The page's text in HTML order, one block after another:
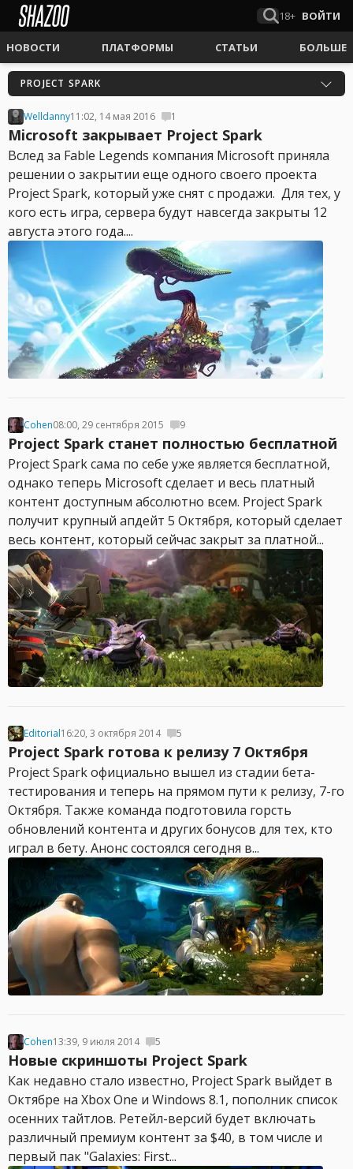
18+ ВОЙТИ
НОВОСТИ ПЛАТФОРМЫ СТАТЬИ БОЛЬШЕ
PROJECT SPARK
Welldanny11:02, 14 мая 2016 1
Microsoft закрывает Project Spark
Вслед за Fable Legends компания Microsoft приняла
решении о закрытии еще одного своего проекта
Project Spark, который уже снят с продажи. Для тех, у
кого есть игра, сервера будут навсегда закрыты 12
августа этого года....
Cohen08:00, 29 сентября 2015 9
Project Spark станет полностью бесплатной
Project Spark сама по себе уже является бесплатной,
однако теперь Microsoft сделает и весь платный
контент доступным абсолютно всем. Project Spark
получит крупный апдейт 5 Октября, который сделает
весь контент, который сейчас закрыт за платной...
Editorial16:20, 3 октября 2014 5
Project Spark готова к релизу 7 Октября
Project Spark официально вышел из стадии бета-
тестирования и теперь на прямом пути к релизу, 7-го
Октября. Также команда подготовила горсть
обновлений контента и других бонусов для тех, кто
играл в бету. Анонс состоялся сегодня в...
Cohen13:39, 9 июля 2014 5
Новые скриншоты Project Spark
Как недавно стало известно, Project Spark выйдет в
Октябре на Xbox One и Windows 8.1, пополник список
осенних тайтлов. Ретейл-версий будет включать
различный премиум контент за $40, в том числе и
первый пак "Galaxies: First...